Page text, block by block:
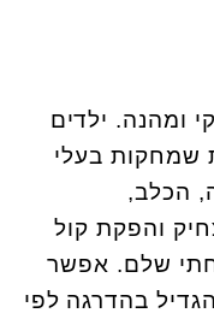
ומהנה. ילדים
שמחקות בעלי
הכלב,
והפקת קול
שלם. אפשר
בהדרגה לפי